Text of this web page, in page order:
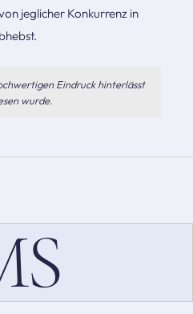
jeglicher Konkurrenz in
Eindruck hinterlässt
wurde.